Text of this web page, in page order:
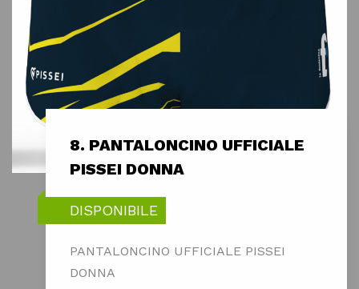
8. PANTALONCINO UFFICIALE
PISSEI DONNA
DISPONIBILE
PANTALONCINO UFFICIALE PISSEI
DONNA